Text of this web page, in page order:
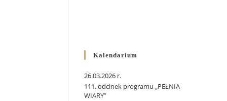
Kalendarium
26.03.2026 r.
111. odcinek programu „PEŁNIA
WIARY”